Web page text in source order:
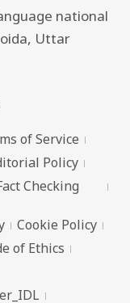
national
Uttar
of Service
Policy
Checking
Cookie Policy
of Ethics